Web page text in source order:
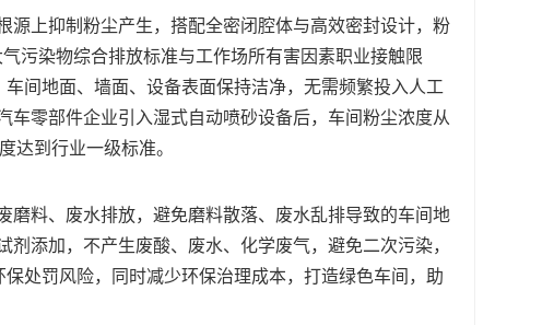
上抑制粉尘产生，搭配全密闭腔体与高效密封设计，粉
污染物综合排放标准与工作场所有害因素职业接触限
间地面、墙面、设备表面保持洁净，无需频繁投入人工
零部件企业引入湿式自动喷砂设备后，车间粉尘浓度从
达到行业一级标准。
料、废水排放，避免磨料散落、废水乱排导致的车间地
添加，不产生废酸、废水、化学废气，避免二次污染，
处罚风险，同时减少环保治理成本，打造绿色车间，助